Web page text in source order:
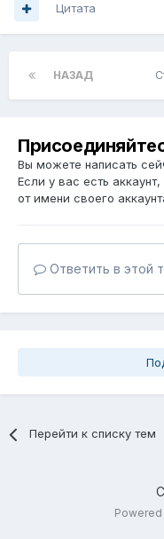
Цитата
НАЗАД
Вы можете написать
Если у вас есть аккаунт,
от имени своего
Ответить в этой
Перейти к списку тем